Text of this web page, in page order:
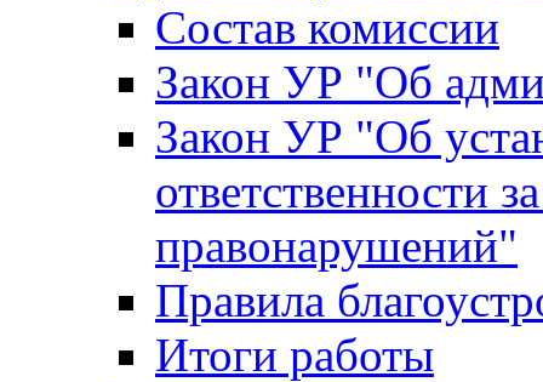
Состав комиссии
Закон УР "Об
Закон УР "Об
ответственности
правонарушений"
Правила
Итоги работы